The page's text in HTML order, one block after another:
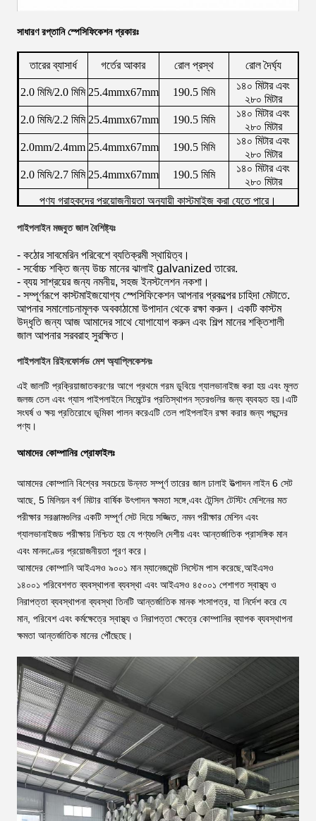
সাধারণ রপ্তানি স্পেসিফিকেশন প্রকারঃ
তারের ব্যাসার্ধ গর্তের আকার রোল প্রস্থ রোল দৈর্ঘ্য
2.0 মিমি/2.0 মিমি 25.4mmx67mm 190.5 মিমি
১৪০ মিটার এবং
২৮০ মিটার
2.0 মিমি/2.2 মিমি 25.4mmx67mm 190.5 মিমি
১৪০ মিটার এবং
২৮০ মিটার
2.0mm/2.4mm 25.4mmx67mm 190.5 মিমি
১৪০ মিটার এবং
২৮০ মিটার
2.0 মিমি/2.7 মিমি 25.4mmx67mm 190.5 মিমি
১৪০ মিটার এবং
২৮০ মিটার
পণ্য গ্রাহকদের প্রয়োজনীয়তা অনুযায়ী কাস্টমাইজ করা যেতে পারে।
পাইপলাইন মজবুত জাল বৈশিষ্ট্যঃ
- কঠোর সাবমেরিন পরিবেশে ব্যতিক্রমী স্থায়িত্ব।
- সর্বোচ্চ শক্তি জন্য উচ্চ মানের ঝালাই galvanized তারের.
- ব্যয় সাশ্রয়ের জন্য নমনীয়, সহজ ইনস্টলেশন নকশা।
- সম্পূর্ণরূপে কাস্টমাইজযোগ্য স্পেসিফিকেশন আপনার প্রকল্পের চাহিদা মেটাতে.
আপনার সমালোচনামূলক অবকাঠামো উপাদান থেকে রক্ষা করুন। একটি কাস্টম
উদ্ধৃতি জন্য আজ আমাদের সাথে যোগাযোগ করুন এবং শিল্প মানের শক্তিশালী
জাল আপনার সরবরাহ সুরক্ষিত।
পাইপলাইন রিইনফোর্সড মেশ অ্যাপ্লিকেশনঃ
এই জালটি প্রক্রিয়াজাতকরণের আগে প্রথমে গরম ডুবিয়ে গ্যালভানাইজ করা হয় এবং মূলত
জলজ তেল এবং গ্যাস পাইপলাইনে সিমেন্টের প্রতিস্থাপন স্তরগুলির জন্য ব্যবহৃত হয়।এটি
সংঘর্ষ ও ক্ষয় প্রতিরোধে ভূমিকা পালন করেএটি তেল পাইপলাইন রক্ষা করার জন্য পছন্দের
পণ্য।
আমাদের কোম্পানির প্রোফাইলঃ
আমাদের কোম্পানি বিশ্বের সবচেয়ে উন্নত সম্পূর্ণ তারের জাল ঢালাই উত্পাদন লাইন 6 সেট
আছে, 5 মিলিয়ন বর্গ মিটার বার্ষিক উৎপাদন ক্ষমতা সঙ্গে,এবং টেন্সিল টেস্টিং মেশিনের মত
পরীক্ষার সরঞ্জামগুলির একটি সম্পূর্ণ সেট দিয়ে সজ্জিত, নমন পরীক্ষার মেশিন এবং
গ্যালভানাইজড পরীক্ষায় নিশ্চিত হয় যে পণ্যগুলি দেশীয় এবং আন্তর্জাতিক প্রাসঙ্গিক মান
এবং মানদণ্ডের প্রয়োজনীয়তা পূরণ করে।
আমাদের কোম্পানি আইএসও ৯০০১ মান ম্যানেজমেন্ট সিস্টেম পাস করেছে,আইএসও
১৪০০১ পরিবেশগত ব্যবস্থাপনা ব্যবস্থা এবং আইএসও ৪৫০০১ পেশাগত স্বাস্থ্য ও
নিরাপত্তা ব্যবস্থাপনা ব্যবস্থা তিনটি আন্তর্জাতিক মানক শংসাপত্র, যা নির্দেশ করে যে
মান, পরিবেশ এবং কর্মক্ষেত্রে স্বাস্থ্য ও নিরাপত্তা ক্ষেত্রে কোম্পানির ব্যাপক ব্যবস্থাপনা
ক্ষমতা আন্তর্জাতিক মানের পৌঁছেছে।